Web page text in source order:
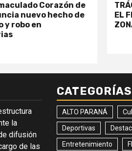
Corazón de
nuevo hecho de
y robo en
EL
la
difusión
de las
CATEGORÍAS
ALTO PARANÁ
Deportivas
Entretenimiento